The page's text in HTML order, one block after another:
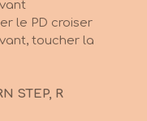
le PD croiser
toucher la
STEP, R